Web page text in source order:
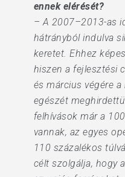
ennek elérését?
– A 2007–2013-as
hátrányból indulva
keretet. Ehhez
hiszen a fejlesztési
és március végére
egészét
felhívások már a
vannak, az egyes
110 százalékos
célt szolgálja, hogy